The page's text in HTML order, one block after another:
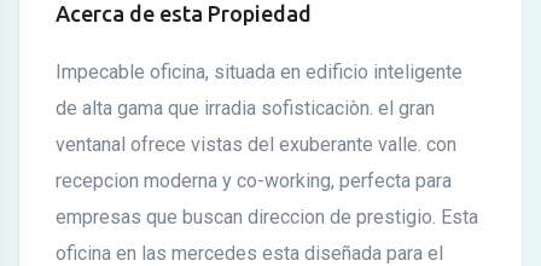
Acerca de esta Propiedad
Impecable oficina, situada en edificio inteligente
de alta gama que irradia sofisticaciòn. el gran
ventanal ofrece vistas del exuberante valle. con
recepcion moderna y co-working, perfecta para
empresas que buscan direccion de prestigio. Esta
oficina en las mercedes esta diseñada para el